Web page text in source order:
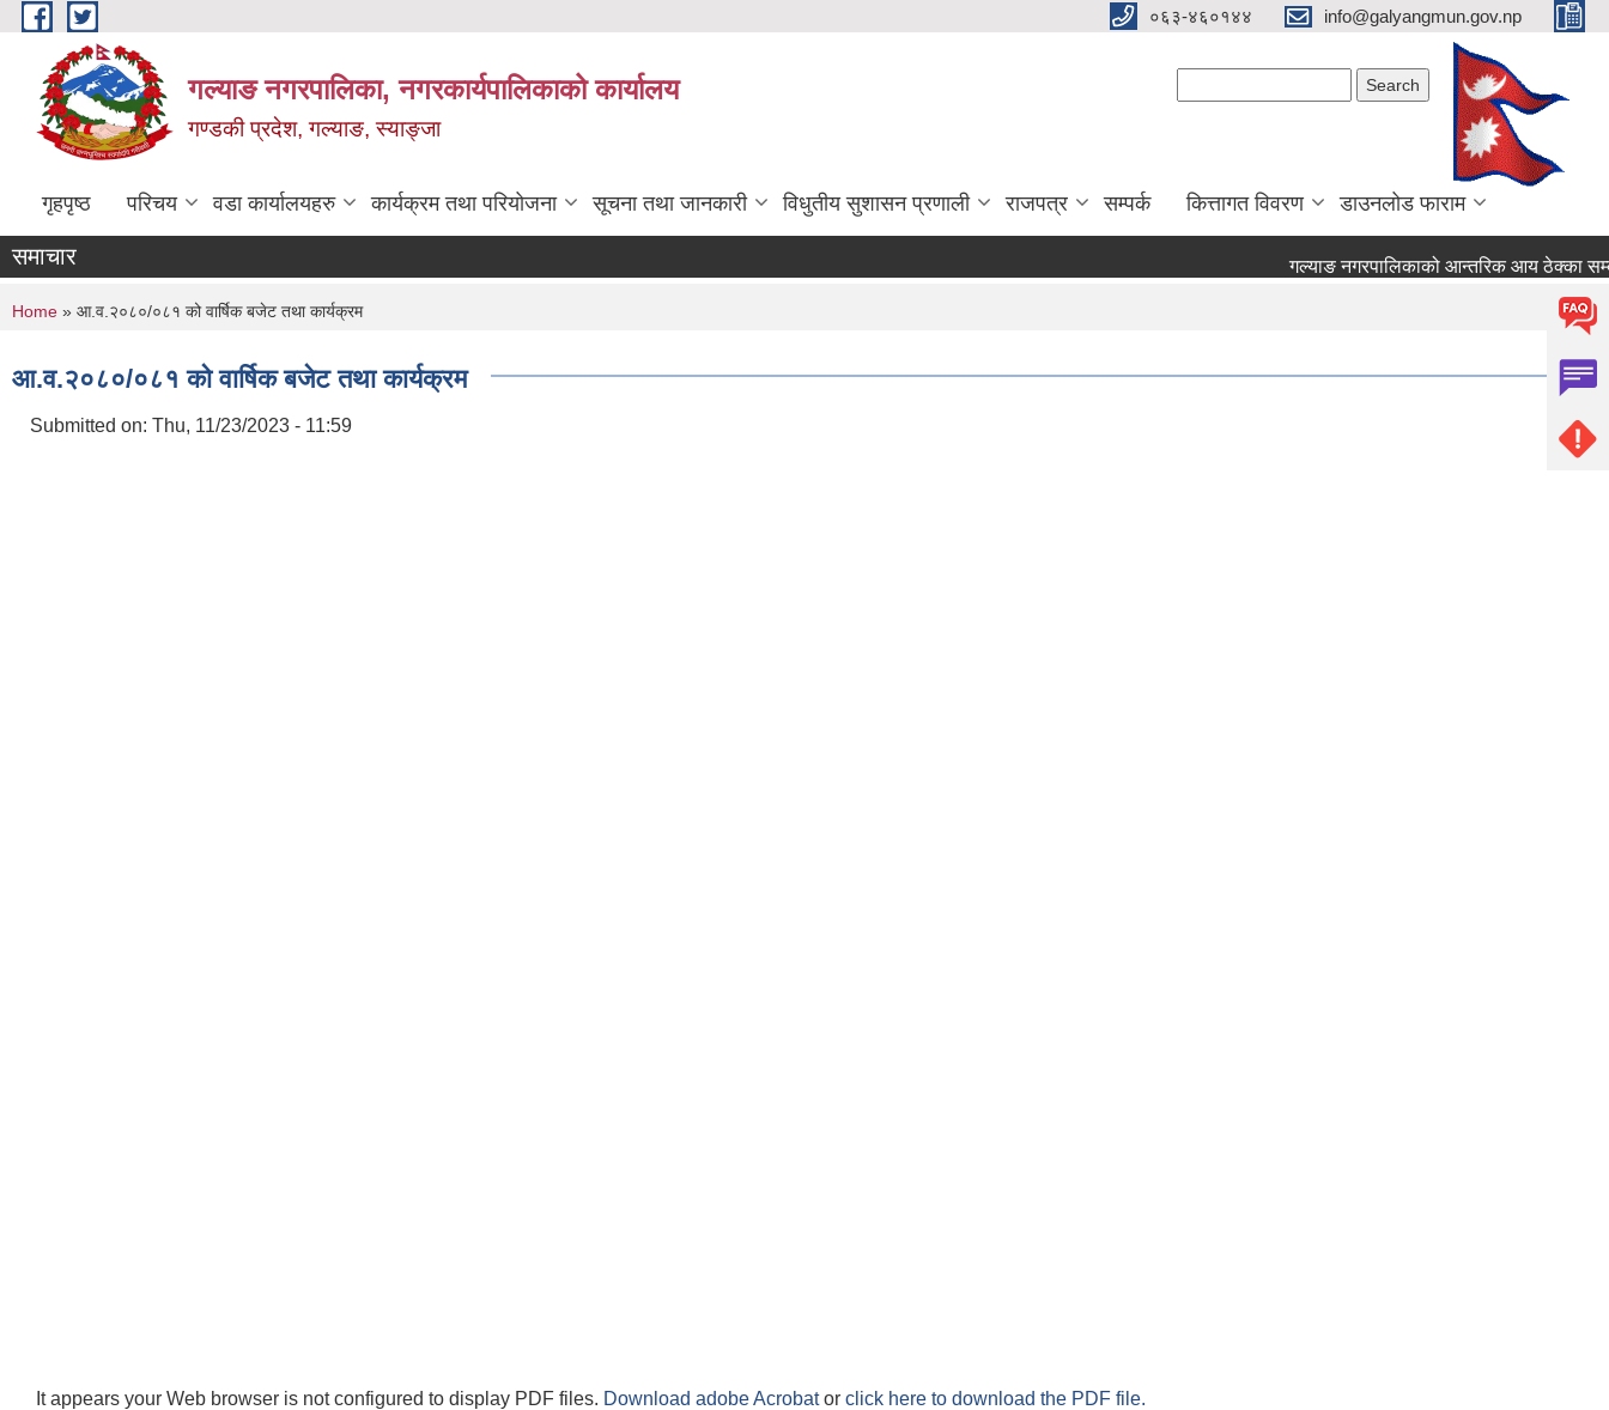
Skip to main content ०६३-४६०१४४ info@galyangmun.gov.np
गल्याङ नगरपालिका, नगरकार्यपालिकाको कार्यालय
गण्डकी प्रदेश, गल्याङ, स्याङ्जा
गृहपृष्ठ परिचय वडा कार्यालयहरु कार्यक्रम तथा परियोजना सूचना तथा जानकारी विधुतीय सुशासन प्रणाली राजपत्र सम्पर्क कित्तागत विवरण डाउनलोड फाराम
समाचार गल्याङ नगरपालिकाको आन्तरिक आय ठेक्का
You are here
Home » आ.व.२०८०/०८१ को वार्षिक बजेट तथा कार्यक्रम
आ.व.२०८०/०८१ को वार्षिक बजेट तथा कार्यक्रम
Submitted on: Thu, 11/23/2023 - 11:59
It appears your Web browser is not configured to display PDF files. Download adobe Acrobator click here to download the PDF file.